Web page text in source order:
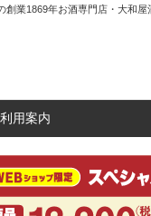
創業1869年お酒専門店・大和
用案内